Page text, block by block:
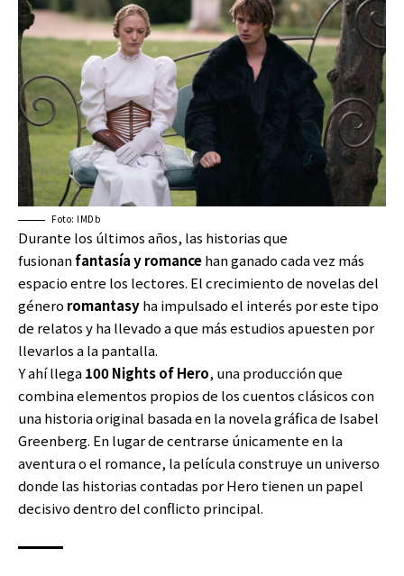
Foto: IMDb
Durante los últimos años, las historias que
fusionanfantasía y romancehan ganado cada vez más
espacio entre los lectores. El crecimiento de novelas del
género romantasyha impulsado el interés por este tipo
de relatos y ha llevado a que más estudios apuesten por
llevarlos a la pantalla.
Y ahí llega100 Nights of Hero, una producción que
combina elementos propios de los cuentos clásicos con
una historia original basada en la novela gráfica de Isabel
Greenberg. En lugar de centrarse únicamente en la
aventura o el romance, la película construye un universo
donde las historias contadas por Hero tienen un papel
decisivo dentro del conflicto principal.